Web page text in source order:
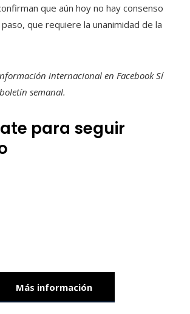
que aún hoy no hay consenso
que requiere la unanimidad de la
internacional en FacebookSí
semanal.
para seguir
Más información